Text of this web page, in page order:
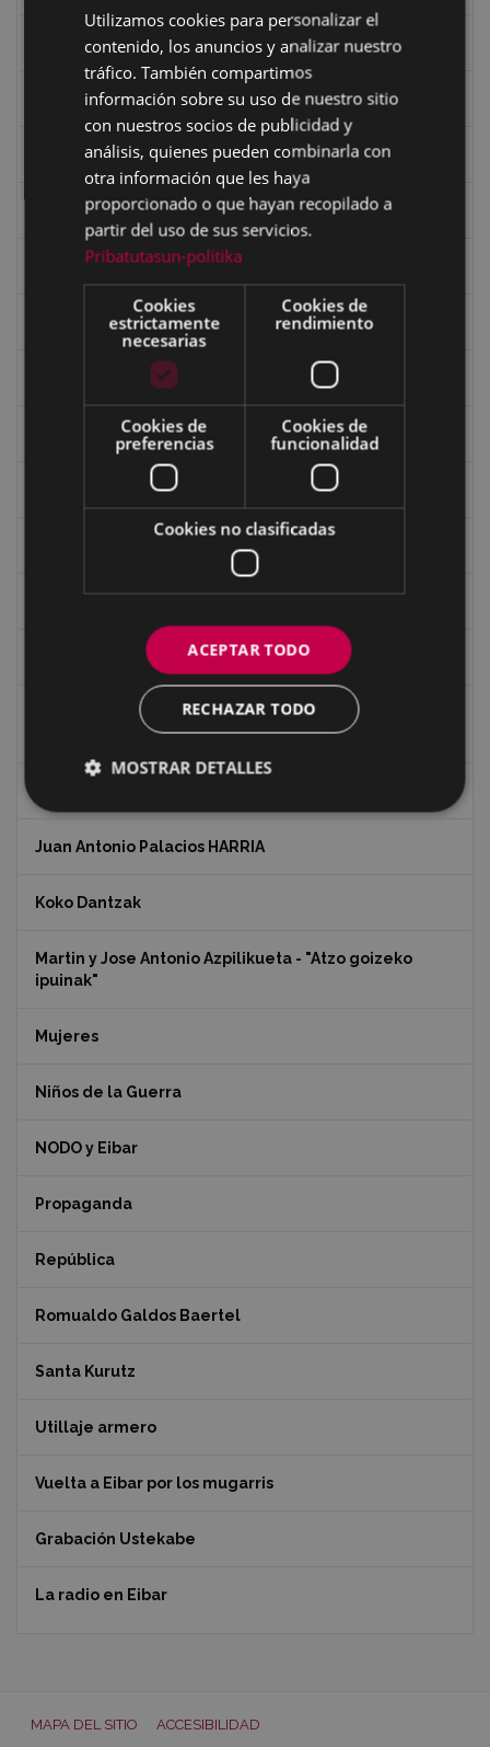
Ciclismo
Ciclismo "A rueda"
Dibujos de Julen Zabaleta
Eibar desde el aire
Eibartarren ahotan
Fondo Bolumburu
Fondo Carlos Narbaiza
Ignacio Zuloaga (1870-2020)
Ignacio Zuloaga, cuadros del autor en las tiendas de
Juan Antonio Palacios HARRIA
Koko Dantzak
Martin y Jose Antonio Azpilikueta - "Atzo goizeko
ipuinak"
Mujeres
Niños de la Guerra
NODO y Eibar
Propaganda
República
Romualdo Galdos Baertel
Santa Kurutz
Utillaje armero
Vuelta a Eibar por los mugarris
Grabación Ustekabe
La radio en Eibar
MAPA DEL SITIO
ACCESIBILIDAD
BASQUE
SPANISH
Utilizamos cookies para personalizar el
contenido, los anuncios y analizar nuestro
tráfico. También compartimos
información sobre su uso de nuestro sitio
con nuestros socios de publicidad y
análisis, quienes pueden combinarla con
otra información que les haya
proporcionado o que hayan recopilado a
partir del uso de sus servicios.
Pribatutasun-politika
Cookies
estrictamente
necesarias
Cookies de
rendimiento
Cookies de
preferencias
Cookies de
funcionalidad
Cookies no clasificadas
ACEPTAR TODO
RECHAZAR TODO
MOSTRAR DETALLES